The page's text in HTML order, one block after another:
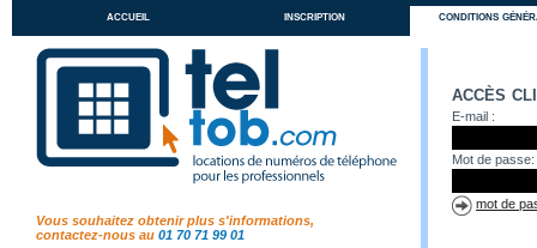
accueil inscription conditions
Vous souhaitez obtenir plus s'informations,
contactez-nous au 01 70 71 99 01
accès
E-mail :
Mot de passe:
mot de